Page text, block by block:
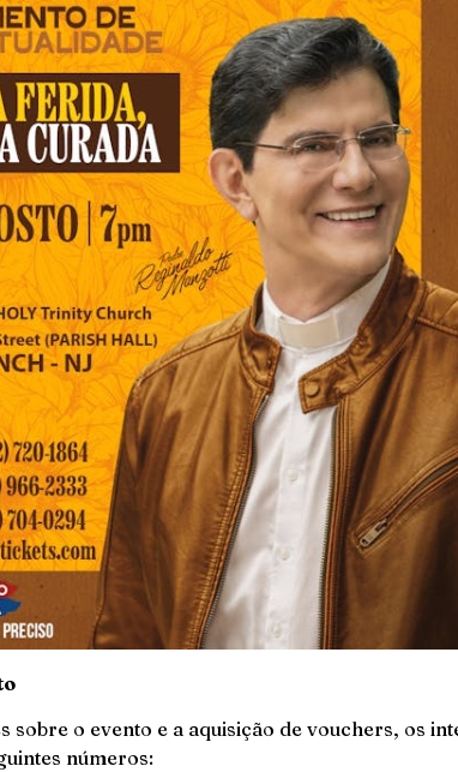
sobre o evento e a aquisição de vouchers, os
números: